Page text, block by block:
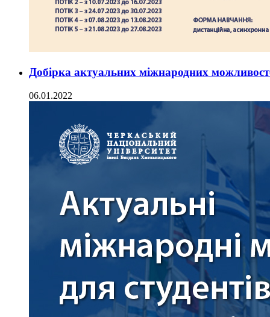
Добірка актуальних міжнародних
06.01.2022